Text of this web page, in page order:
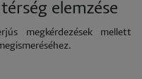
elemzése
megkérdezések mellett